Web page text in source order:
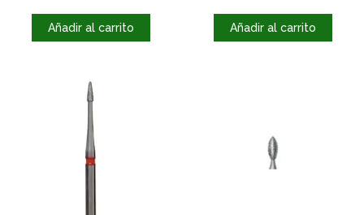
Añadir al carrito Añadir al carrito